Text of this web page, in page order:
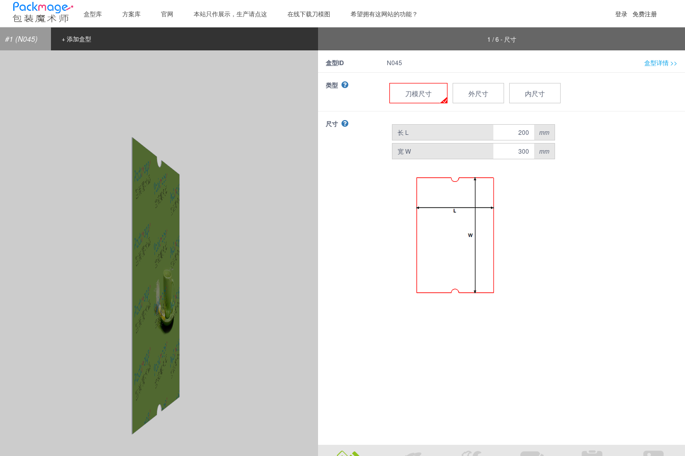
盒型库 方案库 官网 本站只作展示，生产请点这 在线下载刀模图 希望拥有这网站的功能？ 免费注册
登录
#1 (N045) + 添加盒型 1 / 6 - 尺寸
盒型ID N045 盒型详情 >>
类型
刀模尺寸 外尺寸 内尺寸
尺寸
长 L mm
宽 W mm